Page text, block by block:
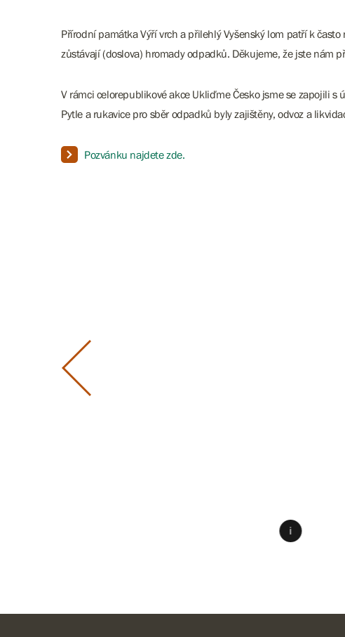
Přírodní památka Výří vrch a přilehlý Vyšenský lom patří k
zůstávají (doslova) hromady odpadků. Děkujeme, že jste nám
V rámci celorepublikové akce Ukliďme Česko jsme se zapojili
Pytle a rukavice pro sběr odpadků byly zajištěny, odvoz a
Pozvánku najdete zde.